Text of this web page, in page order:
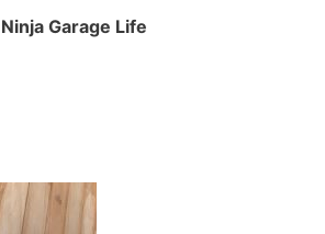
Ninja Garage Life